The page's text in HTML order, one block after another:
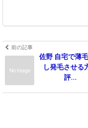
前の記事
No Image
佐野 自宅で薄
し発毛させる
評...